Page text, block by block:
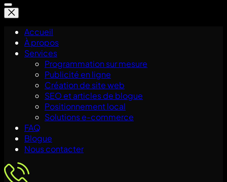
Accueil
À propos
Services
Programmation sur mesure
Publicité en ligne
Création de site web
SEO et articles de blogue
Positionnement local
Solutions e-commerce
FAQ
Blogue
Nous contacter